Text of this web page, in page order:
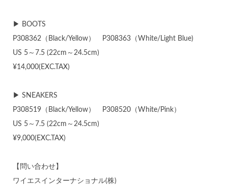
▶ BOOTS
P308362（Black/Yellow） P308363（White/Light Blue)
US 5～7.5 (22cm～24.5cm)
¥14,000(EXC.TAX)
▶ SNEAKERS
P308519（Black/Yellow） P308520（White/Pink）
US 5～7.5 (22cm～24.5cm)
¥9,000(EXC.TAX)
【問い合わせ】
ワイエスインターナショナル(株)